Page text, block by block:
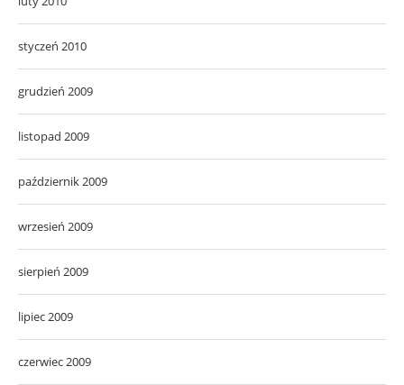
styczeń 2010
grudzień 2009
listopad 2009
październik 2009
wrzesień 2009
sierpień 2009
lipiec 2009
czerwiec 2009